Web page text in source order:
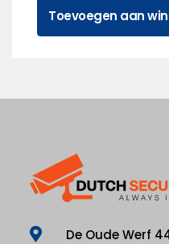
Toevoegen aan
De Oude Werf